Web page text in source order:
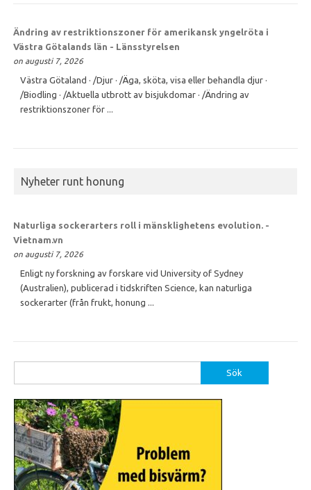
Ändring av restriktionszoner för amerikansk yngelröta i
Västra Götalands län - Länsstyrelsen
on augusti 7, 2026
Västra Götaland · /Djur · /Äga, sköta, visa eller behandla djur ·
/Biodling · /Aktuella utbrott av bisjukdomar · /Ändring av
restriktionszoner för ...
Nyheter runt honung
Naturliga sockerarters roll i mänsklighetens evolution. -
Vietnam.vn
on augusti 7, 2026
Enligt ny forskning av forskare vid University of Sydney
(Australien), publicerad i tidskriften Science, kan naturliga
sockerarter (från frukt, honung ...
efter: